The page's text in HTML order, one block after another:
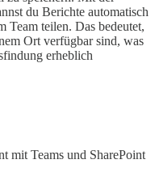
du Berichte automatisch
Team teilen. Das bedeutet,
Ort verfügbar sind, was
erheblich
mit Teams und SharePoint